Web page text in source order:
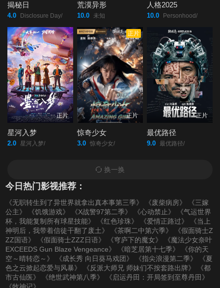
揭秘日
4.0 Disclosure Day/
荒漠异形
10.0 未知
人格2025
10.0 Personhood/
正片
星河入梦
2.0 星河入梦/
正片
正片
惊奇少女
3.0 惊奇少女/
正片
最优路径
9.0 最优路径/
换一换
今日热门影视推荐：
《无职转生到了异世界就拿出真本事第三季》 《废柴病房》
《三嫁
公主》
《饥饿游戏》 《X战警97第二季》 《心动禁止》
《气运世界
杯，我能复制所有球星技能》
《红色珍珠》 《爱情正路过》
《当上
神明后，我带着信徒干翻了废土》
《茶啊二中第六季》
《假面骑士Z
ZZ国语》
《假面骑士ZZZ日语》 《穹庐下的魔女》
《魔法少女奈叶
EXCEEDS Gun Blaze Vengeance》
《暗芝居第十七季》
《你的天
空～晴转恋～》
《成长秀 向日葵马戏团》 《指尖浪漫第二季》
《夏
色之云掀起恋爱与风暴》
《反派大师兄 师妹们不按套路出牌》
《都
市古仙医》
《绝世武神第八季》
《启运丹田：开局签到至尊丹田》
《牧神记》